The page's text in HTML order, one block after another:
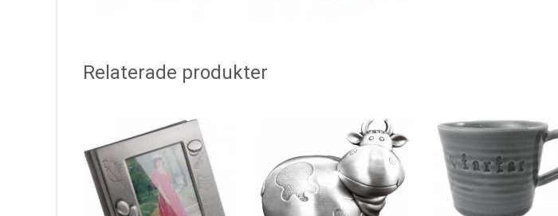
Relaterade produkter